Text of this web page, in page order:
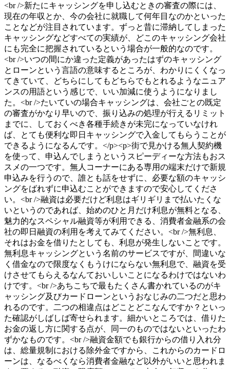
<br />新たにキャッシングを申し込むときの審査の際には、
現在の年収とか、今の会社に就職して何年目なのかといった
ことなどが注目されています。ずっと昔に滞納してしまった
キャッシングなどすべての実績が、どこのキャッシング会社
にも完全に把握されているという場合が一般的なのです。
<br />いつの間にか違った定義があったはずのキャッシング
とローンという言語の意味するところが、わかりにくくなっ
てきていて、どちらにしてもどちらでもとれるようなニュア
ンスの用語という感じで、いい加減に使うようになりまし
た。<br />たいていの場合キャッシングは、会社ごとの既定
の審査がかなり早いので、振り込みの処理が行えるリミット
までに、しておくべき各種手続きが未完になっていなけれ
ば、とても便利な即日キャッシングで入金してもらうことが
できるようになるんです。</p><p>街で見かける無人契約機
を使って、申込んでしまうというスピーディーな方法もおス
スメの一つです。無人コーナーにある専用の端末だけで新規
申込みを行うので、誰とも話をせずに、必要な額のキャッシ
ングをばれずに申込むことができますので安心してくださ
い。<br />融資は必要だけど利息はギリギリまで払いたくな
いというのであれば、始めのひと月だけ利息が無料となる、
魅力的なスペシャル融資等が利用できる、消費者金融系の会
社の即日融資の利用を考えてみてください。<br />無利息、
それはお金を借りたとしても、利息が発生しないことです。
無利息キャッシングという名前のサービスですが、間違いな
く借金なので限度なくもうけにならない無利息で、融資を受
けさせてもらえるなんておいしいことになるわけではないわ
けです。<br />あちこちで最もたくさん書かれているのがキ
ャッシング及びカードローンというおなじみの二つだと思わ
れるのです。二つの相違点はどことどこなんですか？といっ
た確認がしばしば寄せられます。細かいところでは、借りた
お金の返し方に関する点が、同一のものではないといったわ
ずかなものです。<br />融資金額でも銀行からの借り入れ分
は、総量規制における除外金ですから、これからのカードロ
ーンは、なるべくなら消費者金融など以外がいいと思われま